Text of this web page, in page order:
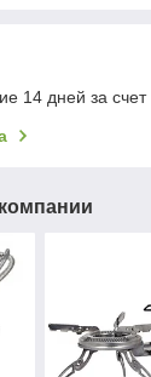
14 дней за счет